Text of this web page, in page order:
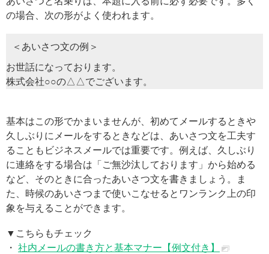
の場合、次の形がよく使われます。
＜あいさつ文の例＞
お世話になっております。
株式会社○○の△△でございます。
基本はこの形でかまいませんが、初めてメールするときや
久しぶりにメールをするときなどは、あいさつ文を工夫す
ることもビジネスメールでは重要です。例えば、久しぶり
に連絡をする場合は「ご無沙汰しております」から始める
など、そのときに合ったあいさつ文を書きましょう。ま
た、時候のあいさつまで使いこなせるとワンランク上の印
象を与えることができます。
▼こちらもチェック
・ 社内メールの書き方と基本マナー【例文付き】